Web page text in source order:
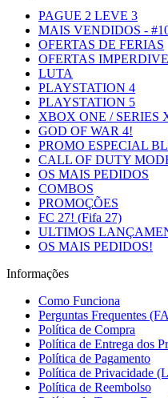
PAGUE 2 LEVE 3
MAIS VENDIDOS -
OFERTAS DE FERIAS
OFERTAS
LUTA
PLAYSTATION 4
PLAYSTATION 5
XBOX ONE / SERIES
GOD OF WAR 4!
PROMO ESPECIAL
CALL OF DUTY
OS MAIS PEDIDOS
COMBOS
PROMOÇÕES
FC 27! (Fifa 27)
ULTIMOS
OS MAIS PEDIDOS!
Informações
Como Funciona
Perguntas Frequentes
Política de Compra
Política de Entrega dos
Política de Pagamento
Política de Privacidade
Política de Reembolso